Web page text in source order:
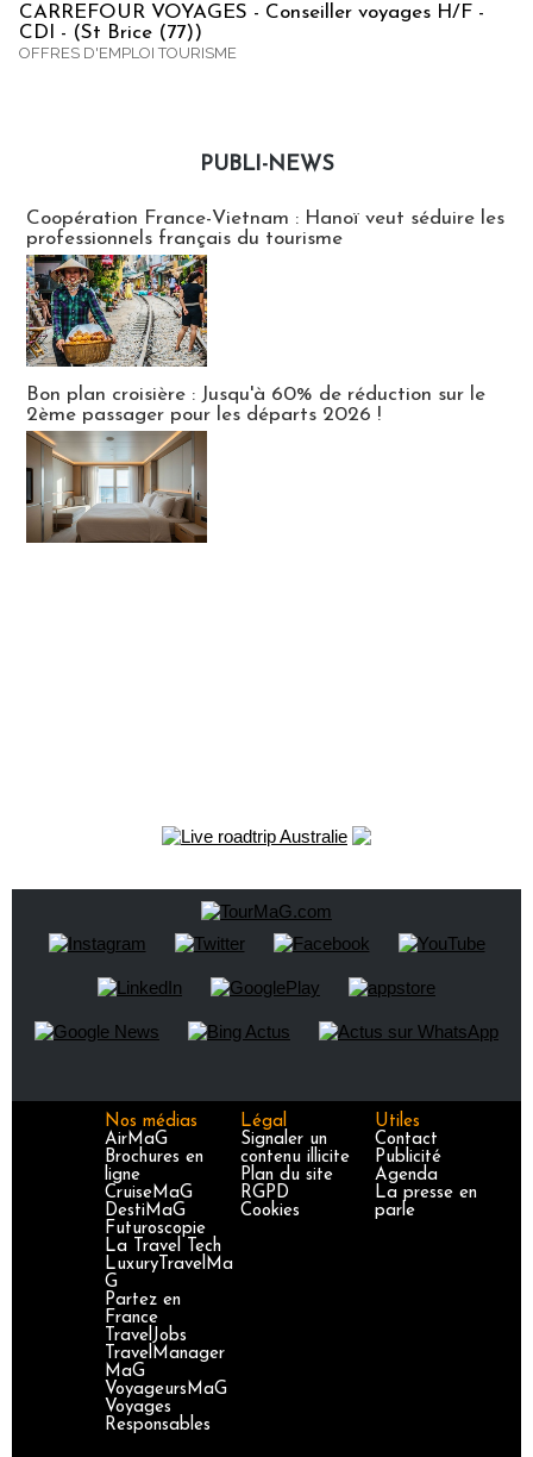
CARREFOUR VOYAGES - Conseiller voyages H/F -
CDI - (St Brice (77))
OFFRES D'EMPLOI TOURISME
PUBLI-NEWS
Coopération France-Vietnam : Hanoï veut séduire les
professionnels français du tourisme
Bon plan croisière : Jusqu'à 60% de réduction sur le
2ème passager pour les départs 2026 !
Nos médias
AirMaG
Brochures en
ligne
CruiseMaG
DestiMaG
Futuroscopie
La Travel Tech
LuxuryTravelMa
G
Partez en
France
TravelJobs
TravelManager
MaG
VoyageursMaG
Voyages
Responsables
Légal
Signaler un
contenu illicite
Plan du site
RGPD
Cookies
Utiles
Contact
Publicité
Agenda
La presse en
parle